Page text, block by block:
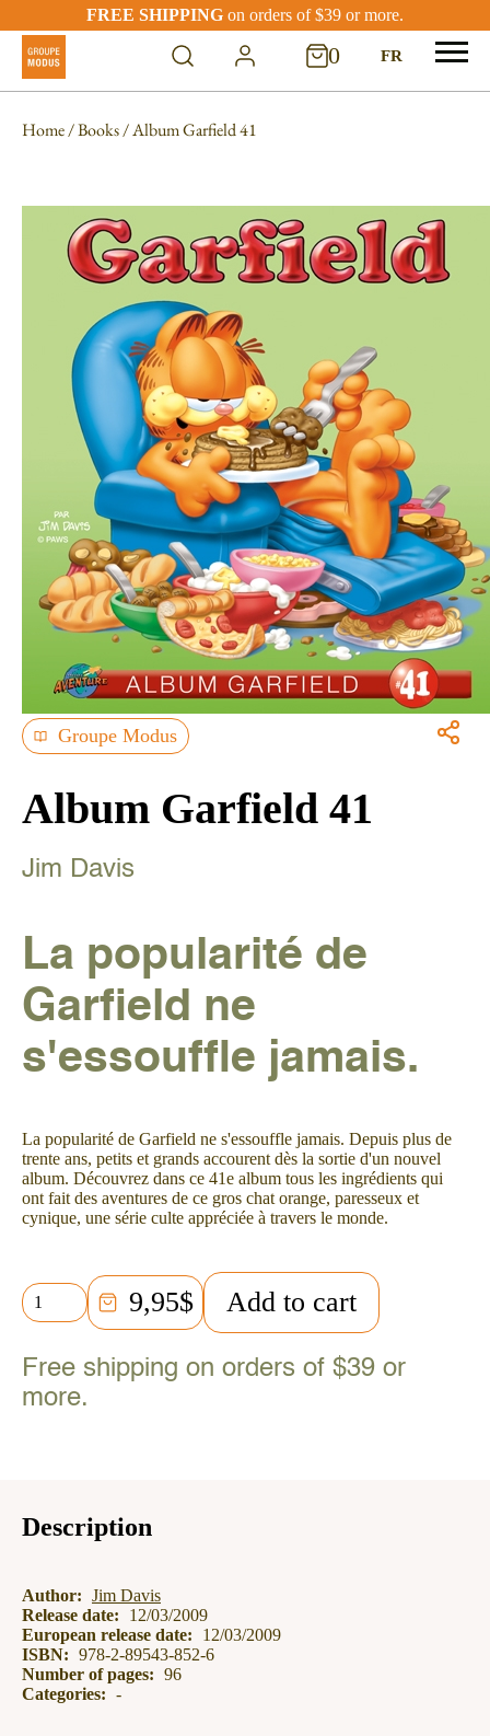
FREE SHIPPING on orders of $39 or more.
0 FR
Home/Books/ Album Garfield 41
Groupe Modus
Album Garfield 41
Jim Davis
La popularité de
Garfield ne
s'essouffle jamais.
La popularité de Garfield ne s'essouffle jamais. Depuis plus de
trente ans, petits et grands accourent dès la sortie d'un nouvel
album. Découvrez dans ce 41e album tous les ingrédients qui
ont fait des aventures de ce gros chat orange, paresseux et
cynique, une série culte appréciée à travers le monde.
Album
Garfield
9,95$ Add to cart
Free shipping on orders of $39 or
more.
Description
Author: Jim Davis
Release date:
12/03/2009
European release date:
12/03/2009
ISBN: 978-2-89543-852-6
Number of pages: 96
Categories: -